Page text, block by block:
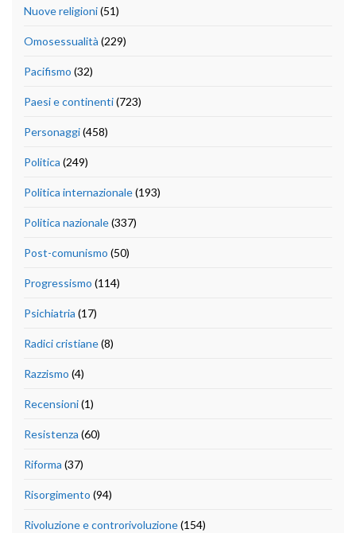
Nuove religioni(51)
Omosessualità (229)
Pacifismo (32)
Paesi e continenti(723)
Personaggi(458)
Politica (249)
Politica internazionale(193)
Politica nazionale(337)
Post-comunismo (50)
Progressismo (114)
Psichiatria (17)
Radici cristiane(8)
Razzismo (4)
Recensioni(1)
Resistenza (60)
Riforma (37)
Risorgimento (94)
Rivoluzione e controrivoluzione(154)